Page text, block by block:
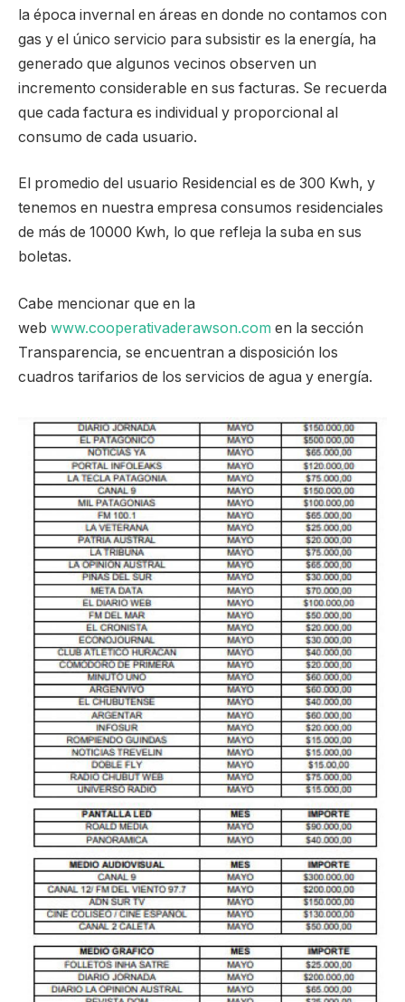
la época invernal en áreas en donde no contamos con
gas y el único servicio para subsistir es la energía, ha
generado que algunos vecinos observen un
incremento considerable en sus facturas. Se recuerda
que cada factura es individual y proporcional al
consumo de cada usuario.
El promedio del usuario Residencial es de 300 Kwh, y
tenemos en nuestra empresa consumos residenciales
de más de 10000 Kwh, lo que refleja la suba en sus
boletas.
Cabe mencionar que en la
web www.cooperativaderawson.com en la sección
Transparencia, se encuentran a disposición los
cuadros tarifarios de los servicios de agua y energía.